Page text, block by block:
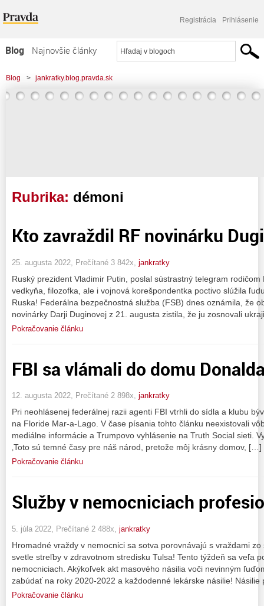
Registrácia Prihlásenie
Blog
Najnovšie články
Najčítanejšie články
Najkomentovanejšie články
Blog > jankratky.blog.pravda.sk
Rubrika: démoni
Kto zavraždil RF novinárku
25. augusta 2022, Prečítané 3 842x, jankratky
Ruský prezident Vladimir Putin, poslal sústrastný telegram
vedkyňa, filozofka, ale i vojnová korešpondentka poctivo slúžila
Ruska! Federálna bezpečnostná služba (FSB) dnes oznámila, že
novinárky Darji Duginovej z 21. augusta zistila, že ju zosnovali
Pokračovanie článku
FBI sa vlámali do domu
12. augusta 2022, Prečítané 2 898x, jankratky
Pri neohlásenej federálnej razii agenti FBI vtrhli do sídla a klubu
na Floride Mar-a-Lago. V čase písania tohto článku neexistovali
mediálne informácie a Trumpovo vyhlásenie na Truth Social sieti.
‚Toto sú temné časy pre náš národ, pretože môj krásny domov, […]
Pokračovanie článku
Služby v nemocniciach
5. júla 2022, Prečítané 2 488x, jankratky
Hromadné vraždy v nemocnici sa sotva porovnávajú s vraždami
svetle streľby v zdravotnom stredisku Tulsa! Tento týždeň sa veľa
nemocniciach. Akýkoľvek akt masového násilia voči nevinným
zabúdať na roky 2020-2022 a každodenné lekárske násilie!
Pokračovanie článku